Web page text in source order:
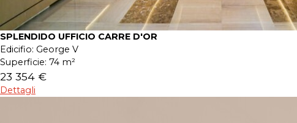
SPLENDIDO UFFICIO CARRE D'OR
Edicifio: George V
Superficie: 74 m²
23 354 €
Dettagli